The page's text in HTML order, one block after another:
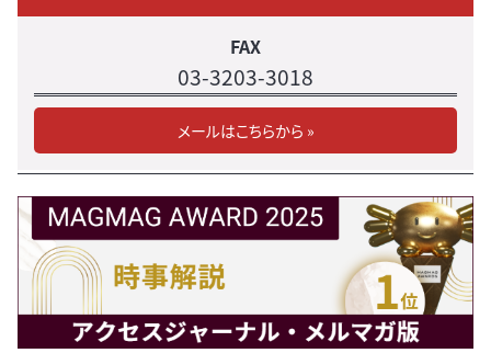
FAX
03-3203-3018
メールはこちらから »